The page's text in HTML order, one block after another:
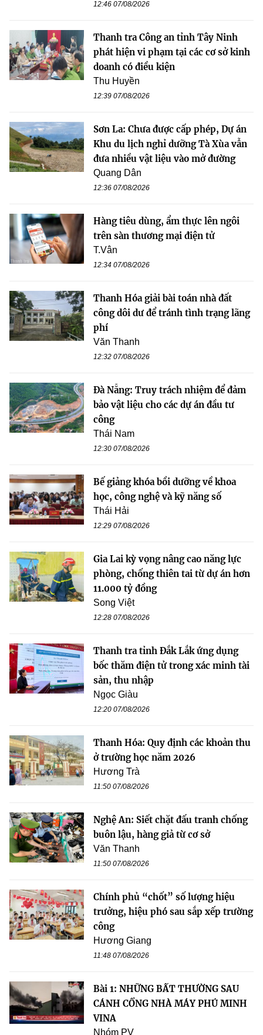
12:46 07/08/2026
Thanh tra Công an tỉnh Tây Ninh
phát hiện vi phạm tại các cơ sở kinh
doanh có điều kiện
Thu Huyền
12:39 07/08/2026
Sơn La: Chưa được cấp phép, Dự án
Khu du lịch nghỉ dưỡng Tà Xùa vẫn
đưa nhiều vật liệu vào mở đường
Quang Dân
12:36 07/08/2026
Hàng tiêu dùng, ẩm thực lên ngôi
trên sàn thương mại điện tử
T.Vân
12:34 07/08/2026
Thanh Hóa giải bài toán nhà đất
công dôi dư để tránh tình trạng lãng
phí
Văn Thanh
12:32 07/08/2026
Đà Nẵng: Truy trách nhiệm để đảm
bảo vật liệu cho các dự án đầu tư
công
Thái Nam
12:30 07/08/2026
Bế giảng khóa bồi dưỡng về khoa
học, công nghệ và kỹ năng số
Thái Hải
12:29 07/08/2026
Gia Lai kỳ vọng nâng cao năng lực
phòng, chống thiên tai từ dự án hơn
11.000 tỷ đồng
Song Việt
12:28 07/08/2026
Thanh tra tỉnh Đắk Lắk ứng dụng
bốc thăm điện tử trong xác minh tài
sản, thu nhập
Ngọc Giàu
12:20 07/08/2026
Thanh Hóa: Quy định các khoản thu
ở trường học năm 2026
Hương Trà
11:50 07/08/2026
Nghệ An: Siết chặt đấu tranh chống
buôn lậu, hàng giả từ cơ sở
Văn Thanh
11:50 07/08/2026
Chính phủ “chốt” số lượng hiệu
trưởng, hiệu phó sau sắp xếp trường
công
Hương Giang
11:48 07/08/2026
Bài 1: NHỮNG BẤT THƯỜNG SAU
CÁNH CỔNG NHÀ MÁY PHÚ MINH
VINA
Nhóm PV